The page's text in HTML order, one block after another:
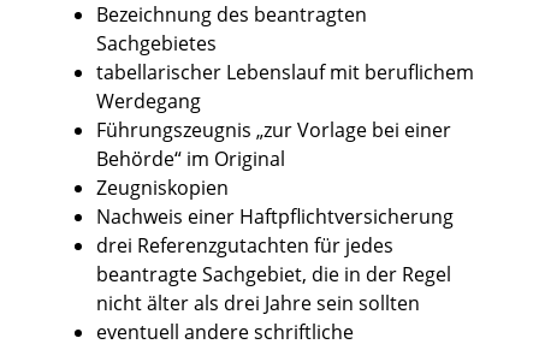
Bezeichnung des beantragten
Sachgebietes
tabellarischer Lebenslauf mit beruflichem
Werdegang
Führungszeugnis „zur Vorlage bei einer
Behörde“ im Original
Zeugniskopien
Nachweis einer Haftpflichtversicherung
drei Referenzgutachten für jedes
beantragte Sachgebiet, die in der Regel
nicht älter als drei Jahre sein sollten
eventuell andere schriftliche